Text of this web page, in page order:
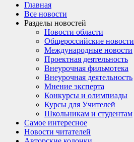
Главная
Все новости
Разделы новостей
Новости области
Общероссийские новости
Международные новости
Проектная деятельность
Внеурочная фильмотека
Внеурочная деятельность
Мнение эксперта
Конкурсы и олимпиады
Курсы для Учителей
Школьникам и студентам
Самое интересное
Новости читателей